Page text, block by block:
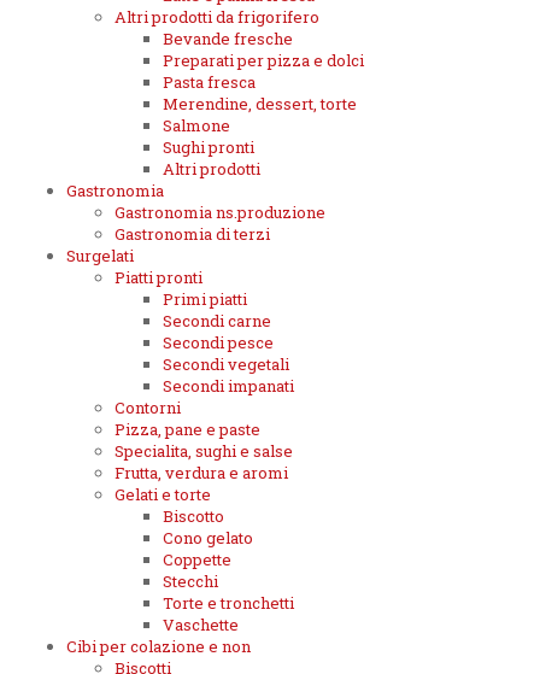
Altri prodotti da frigorifero
Bevande fresche
Preparati per pizza e dolci
Pasta fresca
Merendine, dessert, torte
Salmone
Sughi pronti
Altri prodotti
Gastronomia
Gastronomia ns.produzione
Gastronomia di terzi
Surgelati
Piatti pronti
Primi piatti
Secondi carne
Secondi pesce
Secondi vegetali
Secondi impanati
Contorni
Pizza, pane e paste
Specialita, sughi e salse
Frutta, verdura e aromi
Gelati e torte
Biscotto
Cono gelato
Coppette
Stecchi
Torte e tronchetti
Vaschette
Cibi per colazione e non
Biscotti